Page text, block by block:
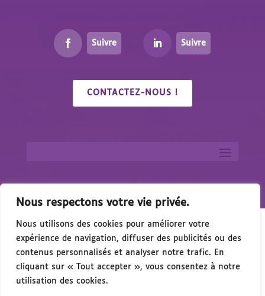
Nous respectons votre vie privée.
Nous utilisons des cookies pour améliorer votre
expérience de navigation, diffuser des publicités ou des
contenus personnalisés et analyser notre trafic. En
cliquant sur « Tout accepter », vous consentez à notre
utilisation des cookies.
Suivre Suivre
CONTACTEZ-NOUS !
🎉 Congrés/Salon du Handicap & de